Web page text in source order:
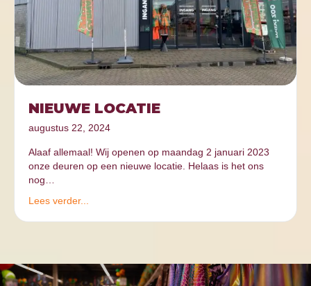
NIEUWE LOCATIE
augustus 22, 2024
Alaaf allemaal! Wij openen op maandag 2 januari 2023
onze deuren op een nieuwe locatie. Helaas is het ons
nog…
Lees verder...